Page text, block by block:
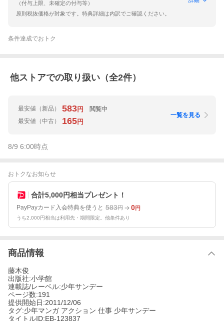
（付与上限、未確定の付与等）
原則税抜価格が対象です。特典詳細は内訳でご確認ください。
条件達成でおトク
他ストアでの取り扱い（全2件）
最安値 （新品） 583円
閲覧中
最安値 （中古） 165円
一覧を見る
8/9 6:00時点
おトクなお知らせ
合計5,000円相当プレゼント！
PayPayカード入会特典を使うと 583円 0円
うち2,000円相当は利用先・期間限定。他条件あり
商品情報
藤木俊
出版社:小学館
連載誌/レーベル:少年サンデー
ページ数:191
提供開始日:2011/12/06
タグ:少年マンガ アクション 仕事 少年サンデー
タイトルID:EB-123837